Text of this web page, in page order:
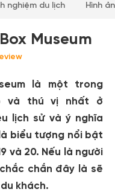
nghiệm du lịch Hình
Museum
là một trong
và thú vị nhất ở
lịch sử và ý nghĩa
biểu tượng nổi bật
và 20. Nếu là người
chắn đây là sẽ
khách.